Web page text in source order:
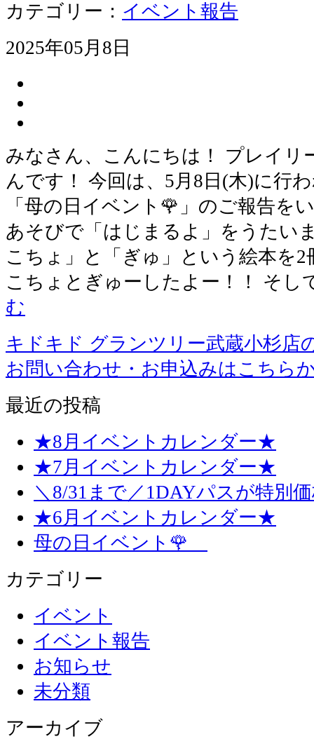
カテゴリー： イベント報告
2025年05月8日
みなさん、こんにちは！ プレイリ
んです！ 今回は、5月8日(木)に行
「母の日イベント🌹」のご報告を
あそびで「はじまるよ」をうたい
こちょ」と「ぎゅ」という絵本を
こちょとぎゅーしたよー！！ そ
む
キドキド グランツリー武蔵小杉店
お問い合わせ・お申込みはこちら
最近の投稿
★8月イベントカレンダー★
★7月イベントカレンダー★
＼8/31まで／1DAYパスが特別
★6月イベントカレンダー★
母の日イベント🌹
カテゴリー
イベント
イベント報告
お知らせ
未分類
アーカイブ